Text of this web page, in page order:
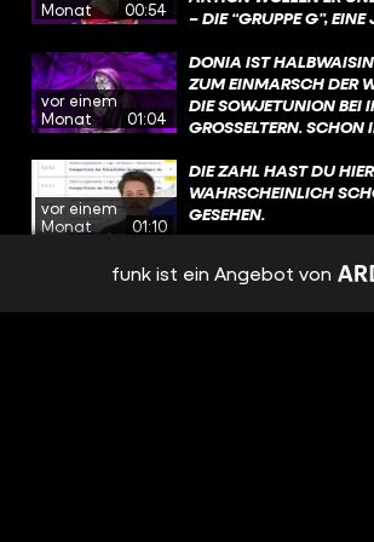
#WAHRSO #FUNK
Monat
00:54
– DIE “GRUPPE G”,
FRITZ HELFEN UND
WARNEN! ÜBRIGENS:
WIRD HANS ZU EINEM
ZEITZEUGEN UND
EIN. #WAHRSO
@ZUMFEINDGEMACHT​
vor einem
Monat
01:04
DONIA IST
ZUM EINMARSCH DER
DIE SOWJETUNION BEI
GROSSELTERN. SCHON
ÜDISCHES KIND OFT
ERBRINGT VIEL ZEIT
IESE ZEIT UND DIE
IE MACHT, HELFEN IHR
U ÜBERLEBEN.
FUNK
vor einem
Monat
01:10
DIE ZAHL HAST DU HIER
WAHRSCHEINLICH
GESEHEN.
MENSCHEN IN KISTEN?!
funk ist ein Angebot von